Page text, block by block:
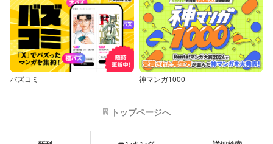
バズコミ 神マンガ1000
トップページへ